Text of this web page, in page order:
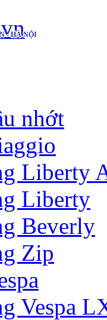
- HÀ NỘI
nhớt
Liberty
Liberty
Beverly
Zip
Vespa